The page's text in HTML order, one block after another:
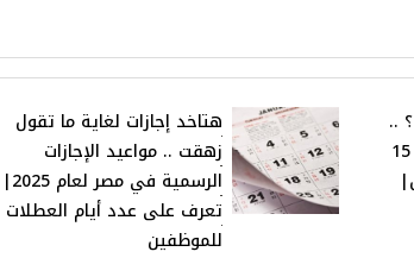
..
سعر السكر اليوم الجمعة 15
هتاخد إجازات لغاية ما تقول
زهقت .. مواعيد الإجازات
الرسمية في مصر لعام 2025|
تعرف على عدد أيام العطلات
للموظفين